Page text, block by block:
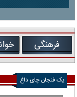
فرهنگی
یک فنجان چای داغ